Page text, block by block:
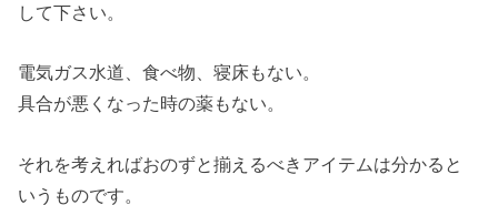
して下さい。
電気ガス水道、食べ物、寝床もない。
具合が悪くなった時の薬もない。
それを考えればおのずと揃えるべきアイテムは分かると
いうものです。